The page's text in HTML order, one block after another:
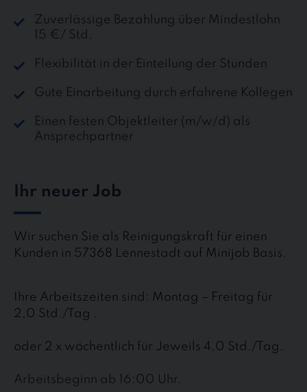
Zuverlässige Bezahlung über Mindestlohn
15 €/ Std.
Flexibilität in der Einteilung der Stunden
Gute Einarbeitung durch erfahrene Kollegen
Einen festen Objektleiter (m/w/d) als
Ansprechpartner
Ihr neuer Job
Wir suchen Sie als Reinigungskraft für einen
Kunden in 57368 Lennestadt auf Minijob Basis.
Ihre Arbeitszeiten sind: Montag – Freitag für
2,0 Std./Tag .
oder 2 x wöchentlich für Jeweils 4,0 Std./Tag.
Arbeitsbeginn ab 16:00 Uhr.